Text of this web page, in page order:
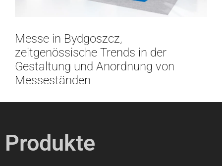
Messe in Bydgoszcz,
zeitgenössische Trends in der
Gestaltung und Anordnung von
Messeständen
Produkte